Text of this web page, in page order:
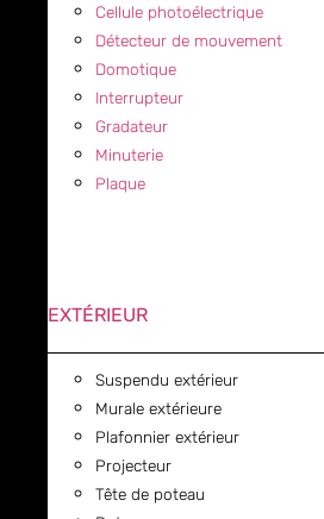
Cellule photoélectrique
Détecteur de mouvement
Domotique
Interrupteur
Gradateur
Minuterie
Plaque
EXTÉRIEUR
Suspendu extérieur
Murale extérieure
Plafonnier extérieur
Projecteur
Tête de poteau